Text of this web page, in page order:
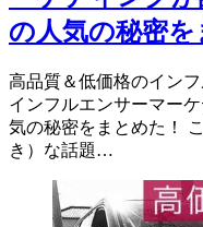
の人気の秘密を
高品質＆低価格のイン
インフルエンサーマーケ
気の秘密をまとめた！
き）な話題…